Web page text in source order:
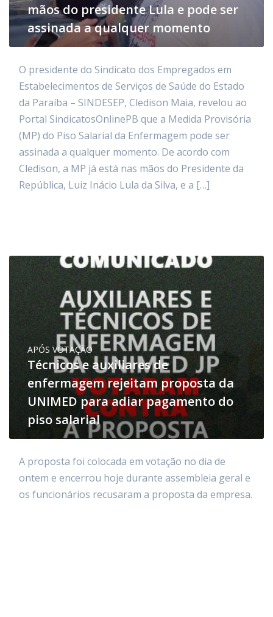
mãos do presidente Lula e pode ser
assinada a qualquer momento
O presidente do Sindicato dos Empregados em
Estabelecimentos de Serviços de Saúde do Estado
da Paraíba – SINDESEP, Cledison Maia, revelou ao
Portal SindicatosOnlinePB que a Medida Provisória
(MP) do Piso Salarial da Enfermagem pode ser
assinada a qualquer momento. De acordo com
Cledison, a MP já está nas mãos do Presidente da
República, Luiz Inácio Lula da Silva, e a […]
APÓS VOTAÇÃO
Técnicos e auxiliares de
enfermagem rejeitam proposta da
UNIMED para adiar pagamento do
piso salarial
A proposta foi colocada em votação no dia de
ontem e encerrou hoje durante assembleia geral e
os funcionários recusaram a proposta da empresa.